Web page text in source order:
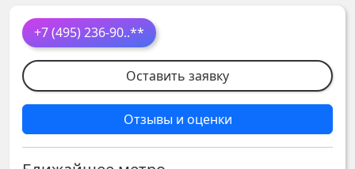
+7 (495) 236-90..**
Оставить заявку
Отзывы и оценки